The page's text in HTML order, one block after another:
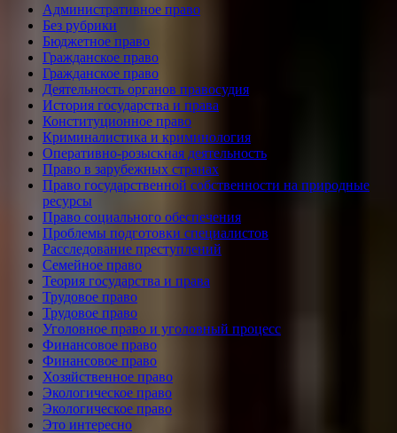
Административное право
Без рубрики
Бюджетное право
Гражданское право
Гражданское право
Деятельность органов правосудия
История государства и права
Конституционное право
Криминалистика и криминология
Оперативно-розыскная деятельность
Право в зарубежных странах
Право государственной собственности на природные
ресурсы
Право социального обеспечения
Проблемы подготовки специалистов
Расследование преступлений
Семейное право
Теория государства и права
Трудовое право
Трудовое право
Уголовное право и уголовный процесс
Финансовое право
Финансовое право
Хозяйственное право
Экологическое право
Экологическое право
Это интересно